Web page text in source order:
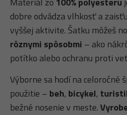
dobre odvádza vlhkosť a
vyššej aktivite. Šatku môžeš
rôznymi spôsobmi – ako
potítko alebo ochranu proti
Výborne sa hodí na celoročné
použitie – beh, bicykel,
bežné nosenie v meste.